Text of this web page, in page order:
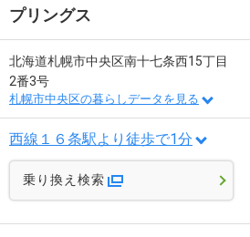
プリングス
北海道札幌市中央区南十七条西15丁目
2番3号
札幌市中央区の暮らしデータを見る
西線１６条駅より徒歩で1分
乗り換え検索